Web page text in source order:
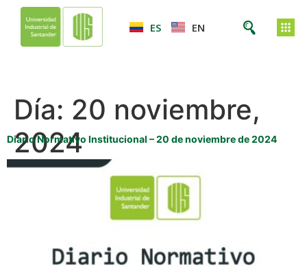
ES EN
Día: 20 noviembre,
2024
Diario Normativo Institucional – 20 de noviembre de 2024